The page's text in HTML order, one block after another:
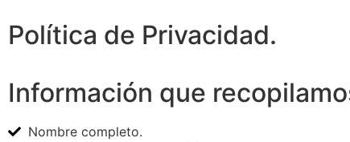
Política de Privacidad.
Información que
Nombre completo.